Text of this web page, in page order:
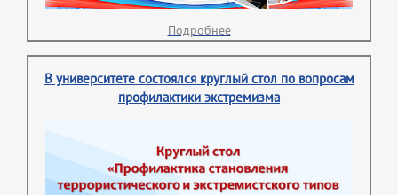
Подробнее
В университете состоялся круглый стол по вопросам
профилактики экстремизма